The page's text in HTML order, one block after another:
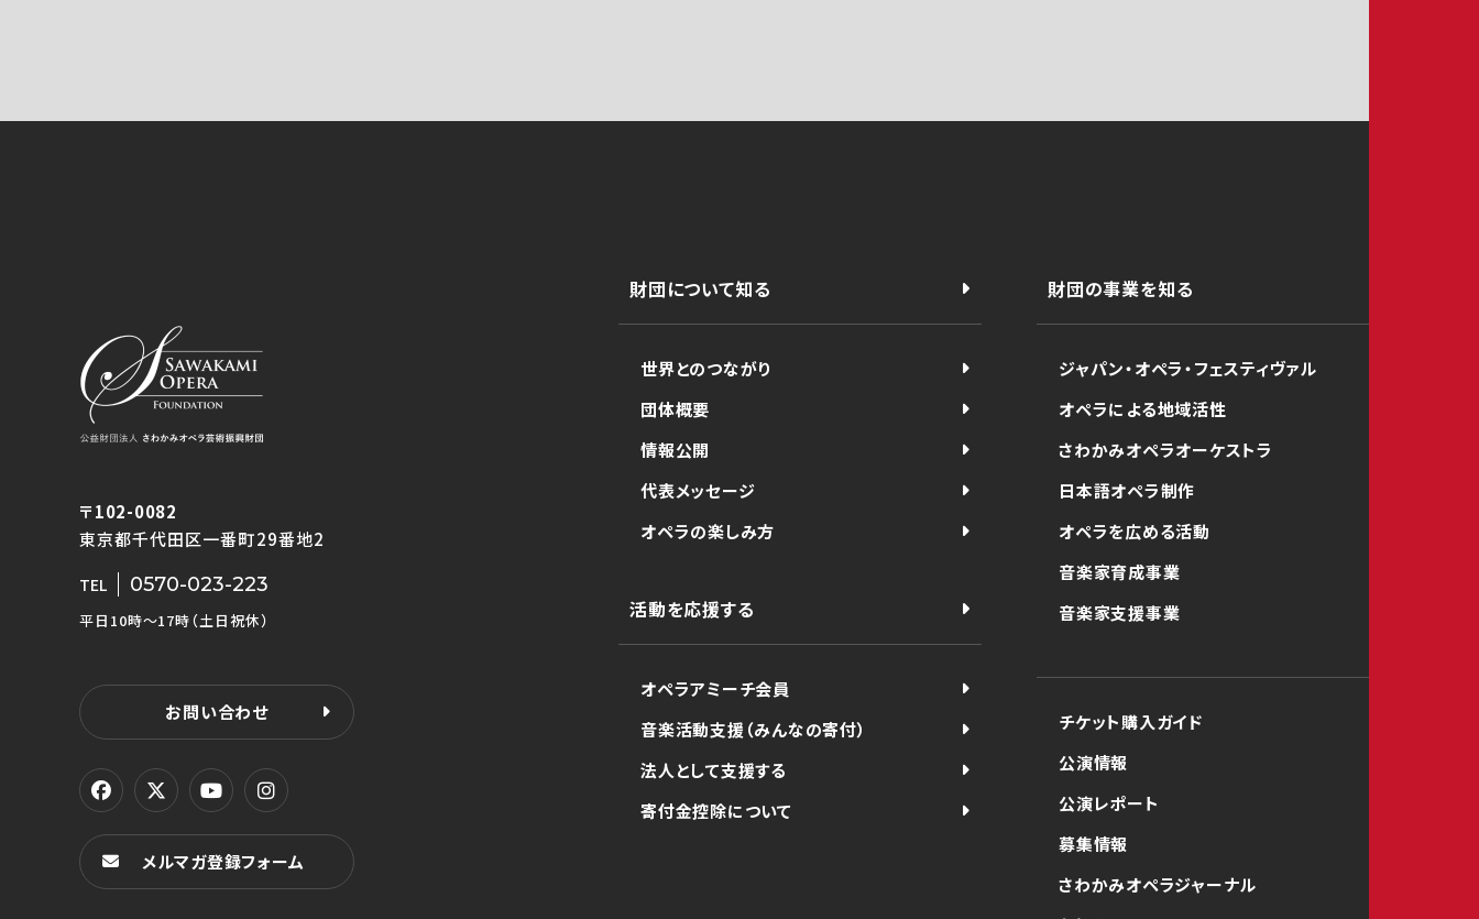
〒102-0082
東京都千代田区一番町29番地2
TEL 0570-023-223
平日10時〜17時（土日祝休）
お問い合わせ
メルマガ登録フォーム
財団について知る
世界とのつながり
団体概要
情報公開
代表メッセージ
オペラの楽しみ方
活動を応援する
オペラアミーチ会員
音楽活動支援（みんなの寄付）
法人として支援する
寄付金控除について
財団の事業を知る
ジャパン・オペラ・フェスティヴァル
オペラによる地域活性
さわかみオペラオーケストラ
日本語オペラ制作
オペラを広める活動
音楽家育成事業
音楽家支援事業
チケット購入ガイド
公演情報
公演レポート
募集情報
さわかみオペラジャーナル